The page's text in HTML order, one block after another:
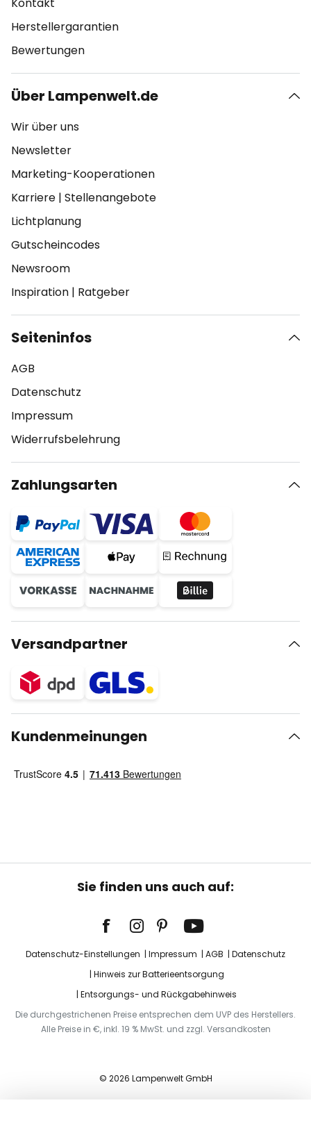
Herstellergarantien
Bewertungen
Über Lampenwelt.de
Wir über uns
Newsletter
Marketing-Kooperationen
Karriere | Stellenangebote
Lichtplanung
Gutscheincodes
Newsroom
Inspiration | Ratgeber
Seiteninfos
AGB
Datenschutz
Impressum
Widerrufsbelehrung
Zahlungsarten
Versandpartner
Kundenmeinungen
Sie finden uns auch auf:
Datenschutz-Einstellungen Impressum AGB
Datenschutz
Hinweis zur Batterieentsorgung
Entsorgungs- und Rückgabehinweis
Die durchgestrichenen Preise entsprechen dem UVP des Herstellers.
Alle Preise in €, inkl. 19 % MwSt. und zzgl. Versandkosten
© 2026 Lampenwelt GmbH